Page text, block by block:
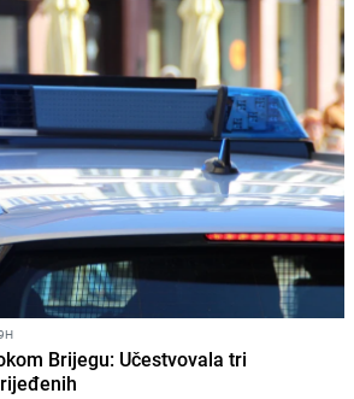
Brijegu: Učestvovala tri